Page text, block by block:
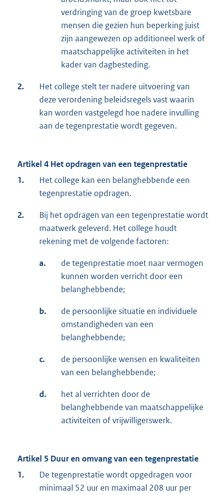
verdringing van de groep kwetsbare
mensen die gezien hun beperking juist
zijn aangewezen op additioneel werk of
maatschappelijke activiteiten in het
kader van dagbesteding.
2.
Het college stelt ter nadere uitvoering van
deze verordening beleidsregels vast waarin
kan worden vastgelegd hoe nadere invulling
aan de tegenprestatie wordt gegeven.
Artikel 4 Het opdragen van een tegenprestatie
1.
Het college kan een belanghebbende een
tegenprestatie opdragen.
2.
Bij het opdragen van een tegenprestatie wordt
maatwerk geleverd. Het college houdt
rekening met de volgende factoren:
a.
de tegenprestatie moet naar vermogen
kunnen worden verricht door een
belanghebbende;
b.
de persoonlijke situatie en individuele
omstandigheden van een
belanghebbende;
c.
de persoonlijke wensen en kwaliteiten
van een belanghebbende;
d.
het al verrichten door de
belanghebbende van maatschappelijke
activiteiten of vrijwilligerswerk.
Artikel 5 Duur en omvang van een tegenprestatie
1.
De tegenprestatie wordt opgedragen voor
minimaal 52 uur en maximaal 208 uur per